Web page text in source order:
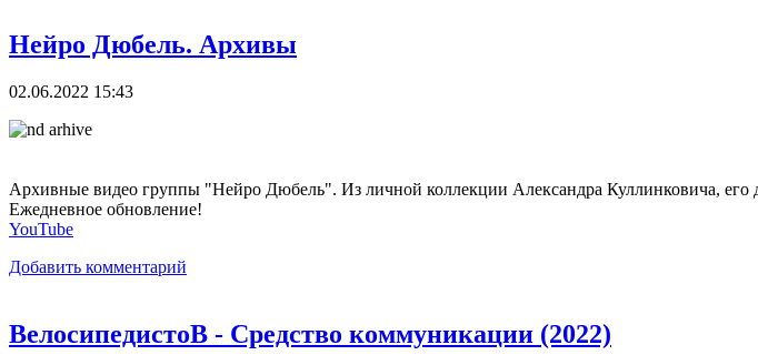
Нейро Дюбель. Архивы
02.06.2022 15:43
Архивные видео группы "Нейро Дюбель". Из личной коллекции Александра Куллинковича, его
Ежедневное обновление!
YouTube
Добавить комментарий
ВелосипедистоВ - Средство коммуникации (2022)